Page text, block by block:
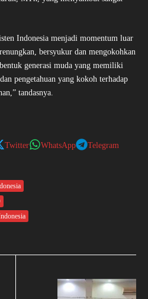
Indonesia menjadi momentum luar
bersyukur dan mengokohkan
generasi muda yang memiliki
pengetahuan yang kokoh terhadap
tandasnya.
Twitter WhatsApp
Telegram